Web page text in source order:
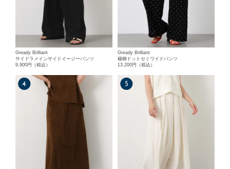
Gready Brilliant
サイドラメインサイドイージーパンツ
9,900円（税込）
Gready Brilliant
楊柳ドットセミワイドパンツ
13,200円（税込）